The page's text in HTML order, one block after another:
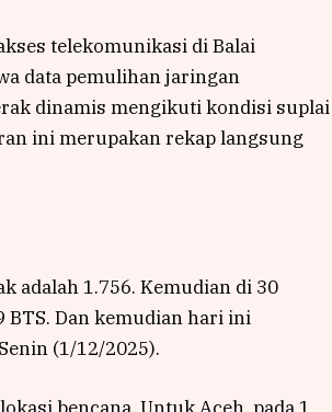
telekomunikasi di Balai
data pemulihan jaringan
dinamis mengikuti kondisi suplai
ini merupakan rekap langsung
adalah 1.756. Kemudian di 30
BTS. Dan kemudian hari ini
(1/12/2025).